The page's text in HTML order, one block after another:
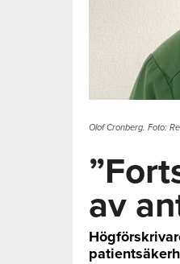
Olof Cronberg. Foto:
av